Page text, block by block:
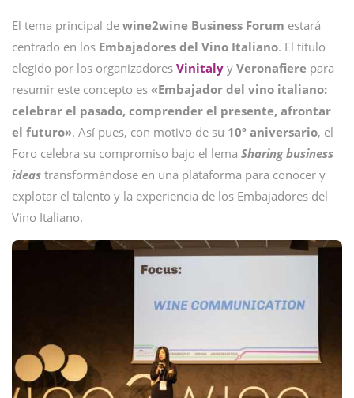
El tema principal de wine2wine Business Forum estará
centrado en los Embajadores del Vino Italiano. El título
elegido por los organizadores Vinitaly y Veronafiere para
resumir este concepto es «Embajador del vino italiano:
celebrar el pasado, comprender el presente, afrontar
el futuro». Así pues, con motivo de su 10º aniversario, el
Foro celebra su compromiso bajo el lema Sharing business
ideas transformándose en una plataforma para conocer y
explotar el talento y la experiencia de los Embajadores del
Vino Italiano.